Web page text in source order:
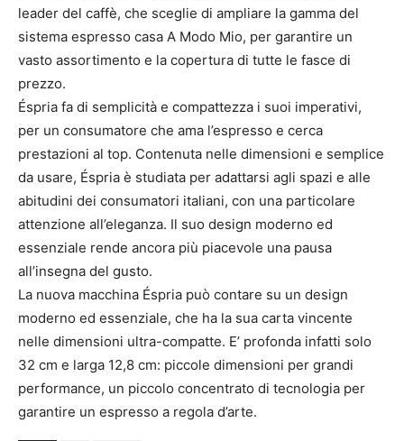
leader del caffè, che sceglie di ampliare la gamma del
sistema espresso casa A Modo Mio, per garantire un
vasto assortimento e la copertura di tutte le fasce di
prezzo.
Éspria fa di semplicità e compattezza i suoi imperativi,
per un consumatore che ama l’espresso e cerca
prestazioni al top. Contenuta nelle dimensioni e semplice
da usare, Éspria è studiata per adattarsi agli spazi e alle
abitudini dei consumatori italiani, con una particolare
attenzione all’eleganza. Il suo design moderno ed
essenziale rende ancora più piacevole una pausa
all’insegna del gusto.
La nuova macchina Éspria può contare su un design
moderno ed essenziale, che ha la sua carta vincente
nelle dimensioni ultra-compatte. E’ profonda infatti solo
32 cm e larga 12,8 cm: piccole dimensioni per grandi
performance, un piccolo concentrato di tecnologia per
garantire un espresso a regola d’arte.